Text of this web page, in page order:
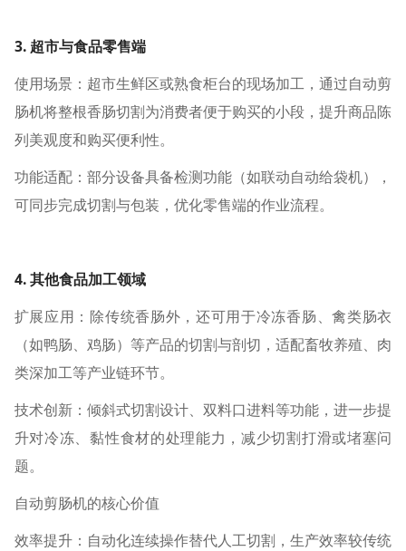
3. 超市与食品零售端
使用场景：超市生鲜区或熟食柜台的现场加工，通过自动剪
肠机将整根香肠切割为消费者便于购买的小段，提升商品陈
列美观度和购买便利性。
功能适配：部分设备具备检测功能（如联动自动给袋机），
可同步完成切割与包装，优化零售端的作业流程。
4. 其他食品加工领域
扩展应用：除传统香肠外，还可用于冷冻香肠、禽类肠衣
（如鸭肠、鸡肠）等产品的切割与剖切，适配畜牧养殖、肉
类深加工等产业链环节。
技术创新：倾斜式切割设计、双料口进料等功能，进一步提
升对冷冻、黏性食材的处理能力，减少切割打滑或堵塞问
题。
自动剪肠机的核心价值
效率提升：自动化连续操作替代人工切割，生产效率较传统